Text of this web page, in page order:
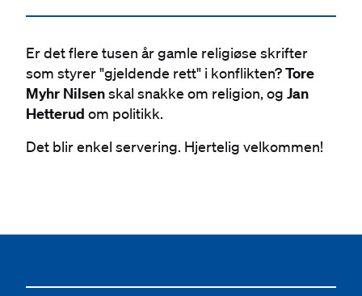
Er det flere tusen år gamle religiøse skrifter
som styrer "gjeldende rett" i konflikten?Tore
Myhr Nilsenskal snakke om religion, og Jan
Hetterud om politikk.
Det blir enkel servering. Hjertelig velkommen!